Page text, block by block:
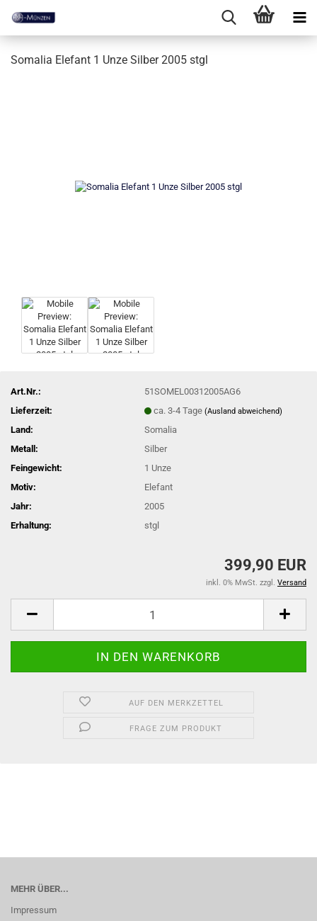
Somalia Elefant 1 Unze Silber 2005 stgl
Art.Nr.:
51SOMEL00312005AG6
Lieferzeit:
ca. 3-4 Tage(Ausland abweichend)
Land:
Somalia
Metall:
Silber
Feingewicht:
1 Unze
Motiv:
Elefant
Jahr:
2005
Erhaltung:
stgl
399,90 EUR
inkl. 0% MwSt. zzgl. Versand
AUF DEN MERKZETTEL
FRAGE ZUM PRODUKT
MEHR ÜBER...
Impressum